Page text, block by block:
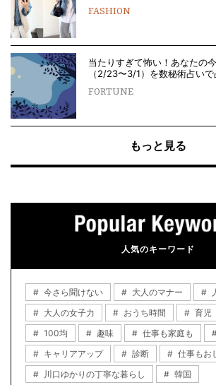
FASHION
当たりすぎて怖い！あなたの
（2/23〜3/1）を数秘術占い
FORTUNE
もっと見る
人気のキーワード
今さら聞けない 大人のマナー
大人の女子力
おうち時間 育児
100均
趣味 仕事も家庭も
キャリアアップ
診断
仕事もお
川口ゆかりの丁寧な暮らし
韓国